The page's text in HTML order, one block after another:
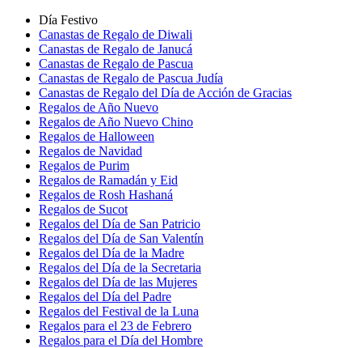
Día Festivo
Canastas de Regalo de Diwali
Canastas de Regalo de Janucá
Canastas de Regalo de Pascua
Canastas de Regalo de Pascua Judía
Canastas de Regalo del Día de Acción de Gracias
Regalos de Año Nuevo
Regalos de Año Nuevo Chino
Regalos de Halloween
Regalos de Navidad
Regalos de Purim
Regalos de Ramadán y Eid
Regalos de Rosh Hashaná
Regalos de Sucot
Regalos del Día de San Patricio
Regalos del Día de San Valentín
Regalos del Día de la Madre
Regalos del Día de la Secretaria
Regalos del Día de las Mujeres
Regalos del Día del Padre
Regalos del Festival de la Luna
Regalos para el 23 de Febrero
Regalos para el Día del Hombre